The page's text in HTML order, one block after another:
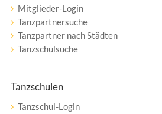
Mitglieder-Login
Tanzpartnersuche
Tanzpartner nach Städten
Tanzschulsuche
Tanzschulen
Tanzschul-Login